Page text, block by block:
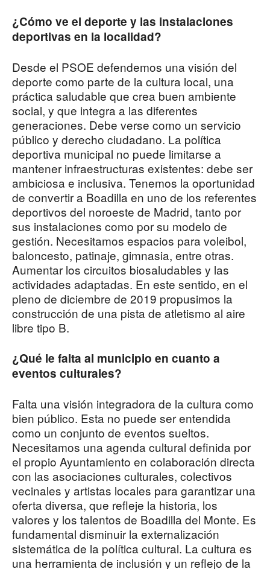
¿Cómo ve el deporte y las instalaciones
deportivas en la localidad?
Desde el PSOE defendemos una visión del
deporte como parte de la cultura local, una
práctica saludable que crea buen ambiente
social, y que integra a las diferentes
generaciones. Debe verse como un servicio
público y derecho ciudadano. La política
deportiva municipal no puede limitarse a
mantener infraestructuras existentes: debe ser
ambiciosa e inclusiva. Tenemos la oportunidad
de convertir a Boadilla en uno de los referentes
deportivos del noroeste de Madrid, tanto por
sus instalaciones como por su modelo de
gestión. Necesitamos espacios para voleibol,
baloncesto, patinaje, gimnasia, entre otras.
Aumentar los circuitos biosaludables y las
actividades adaptadas. En este sentido, en el
pleno de diciembre de 2019 propusimos la
construcción de una pista de atletismo al aire
libre tipo B.
¿Qué le falta al municipio en cuanto a
eventos culturales?
Falta una visión integradora de la cultura como
bien público. Esta no puede ser entendida
como un conjunto de eventos sueltos.
Necesitamos una agenda cultural definida por
el propio Ayuntamiento en colaboración directa
con las asociaciones culturales, colectivos
vecinales y artistas locales para garantizar una
oferta diversa, que refleje la historia, los
valores y los talentos de Boadilla del Monte. Es
fundamental disminuir la externalización
sistemática de la política cultural. La cultura es
una herramienta de inclusión y un reflejo de la